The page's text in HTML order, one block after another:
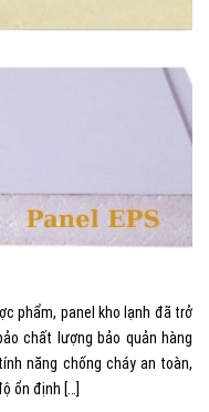
phẩm, panel kho lạnh đã trở
chất lượng bảo quản hàng
năng chống cháy an toàn,
ổn định […]